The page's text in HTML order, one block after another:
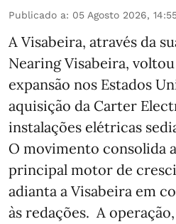
Publicado a: 05 Agosto 2026,
A Visabeira, através da
Nearing Visabeira,
expansão nos Estados
aquisição da Carter
instalações elétricas
O movimento consolida
principal motor de
adianta a Visabeira em
às redações. A